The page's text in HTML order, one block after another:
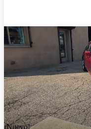
¡Nuevo!